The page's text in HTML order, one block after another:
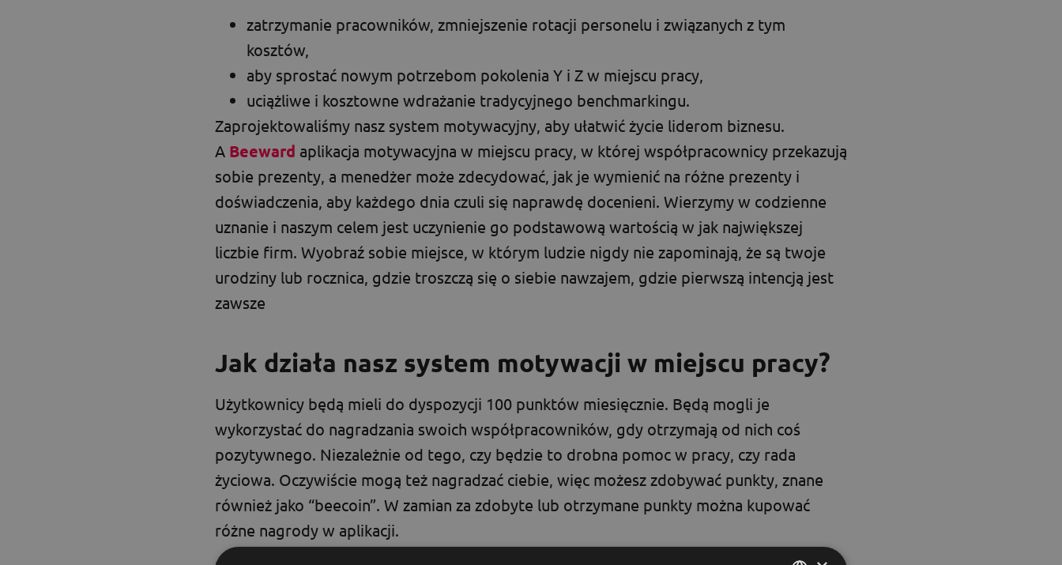
zatrzymanie pracowników, zmniejszenie rotacji personelu i związanych z tym
kosztów,
aby sprostać nowym potrzebom pokolenia Y i Z w miejscu pracy,
uciążliwe i kosztowne wdrażanie tradycyjnego benchmarkingu.
Zaprojektowaliśmy nasz system motywacyjny, aby ułatwić życie liderom biznesu.
A Beeward aplikacja motywacyjna w miejscu pracy, w której współpracownicy przekazują
sobie prezenty, a menedżer może zdecydować, jak je wymienić na różne prezenty i
doświadczenia, aby każdego dnia czuli się naprawdę docenieni. Wierzymy w codzienne
uznanie i naszym celem jest uczynienie go podstawową wartością w jak największej
liczbie firm. Wyobraź sobie miejsce, w którym ludzie nigdy nie zapominają, że są twoje
urodziny lub rocznica, gdzie troszczą się o siebie nawzajem, gdzie pierwszą intencją jest
zawsze
Jak działa nasz system motywacji w miejscu pracy?
Użytkownicy będą mieli do dyspozycji 100 punktów miesięcznie. Będą mogli je
wykorzystać do nagradzania swoich współpracowników, gdy otrzymają od nich coś
pozytywnego. Niezależnie od tego, czy będzie to drobna pomoc w pracy, czy rada
życiowa. Oczywiście mogą też nagradzać ciebie, więc możesz zdobywać punkty, znane
również jako “beecoin”. W zamian za zdobyte lub otrzymane punkty można kupować
różne nagrody w aplikacji.